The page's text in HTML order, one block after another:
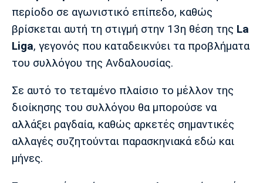
Πολιτισμός
Τραγούδια
Cine Spot
Running
Media
Παρασκήνιο
Πρόγραμμα TV
Ιωνικός Κηφισιά Πανσερραϊκός
Μπαρτσελόνα
Ρεάλ
Μαδρίτης
Ατλέτικο
Μαδρίτης
περίοδο σε αγωνιστικό επίπεδο, καθώς
βρίσκεται αυτή τη στιγμή στην 13η θέση της La
Liga, γεγονός που καταδεικνύει τα προβλήματα
του συλλόγου της Ανδαλουσίας.
Σε αυτό το τεταμένο πλαίσιο το μέλλον της
διοίκησης του συλλόγου θα μπορούσε να
αλλάξει ραγδαία, καθώς αρκετές σημαντικές
αλλαγές συζητούνται παρασκηνιακά εδώ και
μήνες.